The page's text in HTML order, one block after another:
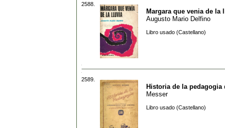
2588.
Margara que venia de la
Augusto Mario Delfino
Libro usado (Castellano)
2589.
Historia de la pedagogia
Messer
Libro usado (Castellano)